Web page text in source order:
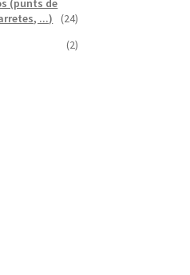
(punts de
...)
(24)
(2)